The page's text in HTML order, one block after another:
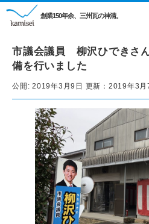
創業150年余、三州瓦の神清。
市議会議員 柳沢ひできさ
備を行いました
公開: 2019年3月9日 更新： 2019年3月